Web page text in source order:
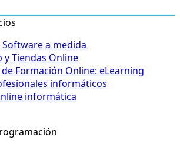
a medida
y Tiendas Online
Formación Online: eLearning
informáticos
informática